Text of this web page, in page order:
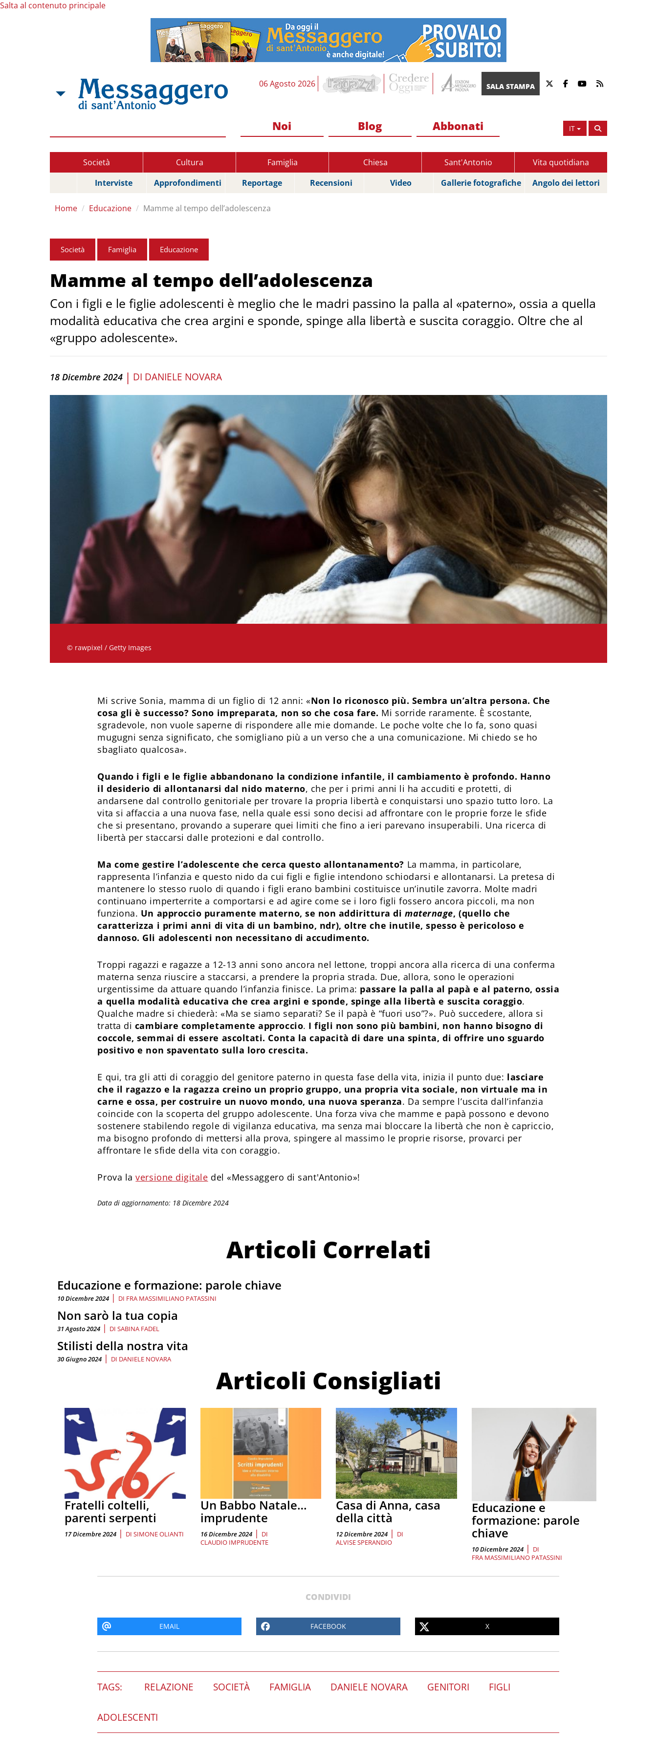
Salta al contenuto principale
06 Agosto 2026 SALA STAMPA
IT
Noi Blog Abbonati
Società Cultura Famiglia Chiesa Sant'Antonio
Vita quotidiana
Interviste
Approfondimenti Reportage Recensioni Video Gallerie fotografiche Angolo dei lettori
Home Educazione Mamme al tempo dell’adolescenza
Società Famiglia Educazione
Mamme al tempo dell’adolescenza
Con i figli e le figlie adolescenti è meglio che le madri passino la palla al «paterno», ossia a quella
modalità educativa che crea argini e sponde, spinge alla libertà e suscita coraggio. Oltre che al
«gruppo adolescente».
18 Dicembre 2024 | DI DANIELE NOVARA
© rawpixel / Getty Images
Mi scrive Sonia, mamma di un figlio di 12 anni: «Non lo riconosco più. Sembra un’altra persona. Che
cosa gli è successo? Sono impreparata, non so che cosa fare. Mi sorride raramente. È scostante,
sgradevole, non vuole saperne di rispondere alle mie domande. Le poche volte che lo fa, sono quasi
mugugni senza significato, che somigliano più a un verso che a una comunicazione. Mi chiedo se ho
sbagliato qualcosa».
Quando i figli e le figlie abbandonano la condizione infantile, il cambiamento è profondo. Hanno
il desiderio di allontanarsi dal nido materno, che per i primi anni li ha accuditi e protetti, di
andarsene dal controllo genitoriale per trovare la propria libertà e conquistarsi uno spazio tutto loro. La
vita si affaccia a una nuova fase, nella quale essi sono decisi ad affrontare con le proprie forze le sfide
che si presentano, provando a superare quei limiti che fino a ieri parevano insuperabili. Una ricerca di
libertà per staccarsi dalle protezioni e dal controllo.
Ma come gestire l’adolescente che cerca questo allontanamento? La mamma, in particolare,
rappresenta l’infanzia e questo nido da cui figli e figlie intendono schiodarsi e allontanarsi. La pretesa di
mantenere lo stesso ruolo di quando i figli erano bambini costituisce un’inutile zavorra. Molte madri
continuano imperterrite a comportarsi e ad agire come se i loro figli fossero ancora piccoli, ma non
funziona. Un approccio puramente materno, se non addirittura dimaternage, (quello che
caratterizza i primi anni di vita di un bambino, ndr), oltre che inutile, spesso è pericoloso e
dannoso. Gli adolescenti non necessitano di accudimento.
Troppi ragazzi e ragazze a 12-13 anni sono ancora nel lettone, troppi ancora alla ricerca di una conferma
materna senza riuscire a staccarsi, a prendere la propria strada. Due, allora, sono le operazioni
urgentissime da attuare quando l’infanzia finisce. La prima: passare la palla al papà e al paterno, ossia
a quella modalità educativa che crea argini e sponde, spinge alla libertà e suscita coraggio.
Qualche madre si chiederà: «Ma se siamo separati? Se il papà è “fuori uso”?». Può succedere, allora si
tratta di cambiare completamente approccio. I figli non sono più bambini, non hanno bisogno di
coccole, semmai di essere ascoltati. Conta la capacità di dare una spinta, di offrire uno sguardo
positivo e non spaventato sulla loro crescita.
E qui, tra gli atti di coraggio del genitore paterno in questa fase della vita, inizia il punto due: lasciare
che il ragazzo e la ragazza creino un proprio gruppo, una propria vita sociale, non virtuale ma in
carne e ossa, per costruire un nuovo mondo, una nuova speranza. Da sempre l’uscita dall’infanzia
coincide con la scoperta del gruppo adolescente. Una forza viva che mamme e papà possono e devono
sostenere stabilendo regole di vigilanza educativa, ma senza mai bloccare la libertà che non è capriccio,
ma bisogno profondo di mettersi alla prova, spingere al massimo le proprie risorse, provarci per
affrontare le sfide della vita con coraggio.
Prova laversione digitale del «Messaggero di sant'Antonio»!
Data di aggiornamento: 18 Dicembre 2024
Articoli Correlati
Educazione e formazione: parole chiave
10 Dicembre 2024 | DI FRA MASSIMILIANO PATASSINI
Non sarò la tua copia
31 Agosto 2024 | DI SABINA FADEL
Stilisti della nostra vita
30 Giugno 2024 | DI DANIELE NOVARA
Articoli Consigliati
Fratelli coltelli,
parenti serpenti
17 Dicembre 2024 | DI SIMONE OLIANTI
Un Babbo Natale…
imprudente
16 Dicembre 2024 | DI
CLAUDIO IMPRUDENTE
Casa di Anna, casa
della città
12 Dicembre 2024 | DI
ALVISE SPERANDIO
Educazione e
formazione: parole
chiave
10 Dicembre 2024 | DI
FRA MASSIMILIANO PATASSINI
CONDIVIDI
EMAIL FACEBOOK X
TAGS: RELAZIONE SOCIETÀ FAMIGLIA DANIELE NOVARA GENITORI FIGLI
ADOLESCENTI